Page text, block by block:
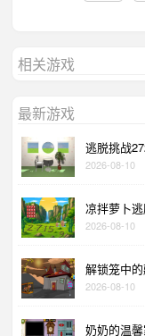
相关游戏
最新游戏
逃脱挑战
2026-08-10
凉拌萝卜
2026-08-10
解锁笼中
2026-08-10
奶奶的温